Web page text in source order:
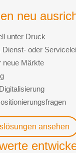
neu
unter Druck
Dienst- oder
neue Märkte
ansehen